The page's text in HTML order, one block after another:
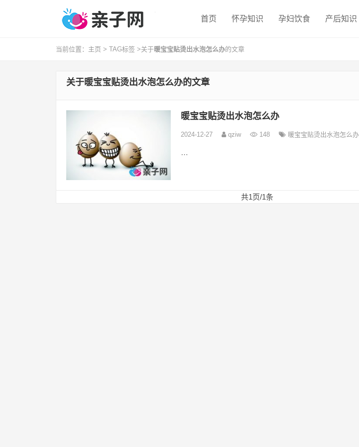
首页 怀孕知识 孕妇饮食 产后知识
当前位置： 主页 > TAG标签 >关于暖宝宝贴烫出水泡怎么办的文章
关于暖宝宝贴烫出水泡怎么办的文章
暖宝宝贴烫出水泡怎么办
2024-12-27 qziw 148 暖宝宝贴烫出水泡怎么办
…
共1页/1条